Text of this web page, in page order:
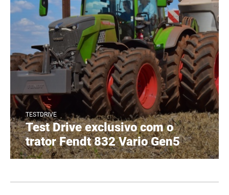
TESTDRIVE
Test Drive exclusivo com o
trator Fendt 832 Vario Gen5